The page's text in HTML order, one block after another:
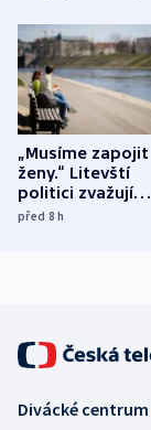
„Musíme zapojit
ženy.“ Litevští
politici zvažují
dohodu o
před 8h
Divácké centrum